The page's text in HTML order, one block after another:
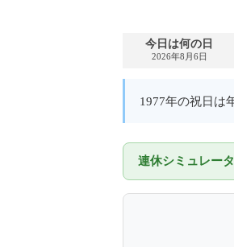
今日は何の日
2026年8月6日
1977年の祝日は
連休シミュレー